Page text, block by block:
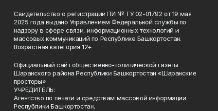
Свидетельство о регистрации ПИ № ТУ 02-01792 от 19 мая
2025 года выдано Управлением Федеральной службы по
надзору в сфере связи, информационных технологий и
массовых коммуникаций по Республике Башкортостан.
Возрастная категория 12+
Официальный сайт общественно-политической газеты
Шаранского района Республики Башкортостан «Шаранские
просторы»
УЧРЕДИТЕЛЬ:
Агентство по печати и средствам массовой информации
Республики Башкортостан,